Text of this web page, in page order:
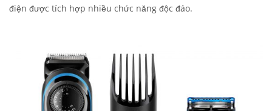
điện được tích hợp nhiều chức năng độc đáo.